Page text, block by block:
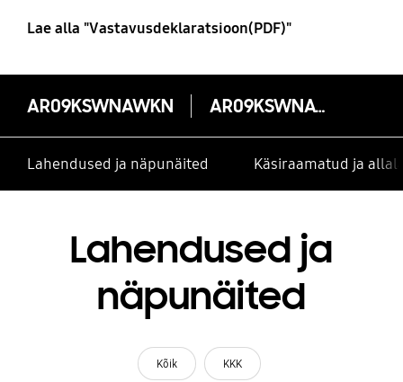
Lae alla "Vastavusdeklaratsioon(PDF)"
AR09KSWNAWKN AR09KSWNAWKN
Lahendused ja näpunäited Käsiraamatud ja
Lahendused ja
näpunäited
Kõik KKK